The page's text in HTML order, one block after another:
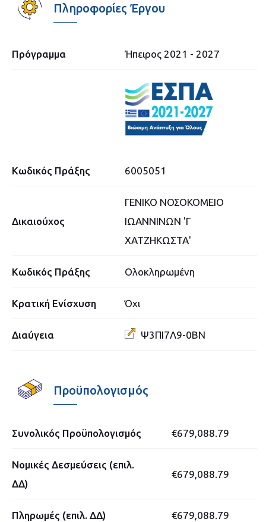
Πληροφορίες Έργου
Πρόγραμμα Ήπειρος 2021 - 2027
Κωδικός Πράξης 6005051
Δικαιούχος
ΓΕΝΙΚΟ ΝΟΣΟΚΟΜΕΙΟ
ΙΩΑΝΝΙΝΩΝ 'Γ
ΧΑΤΖΗΚΩΣΤΑ'
Κωδικός Πράξης Ολοκληρωμένη
Κρατική Ενίσχυση Όχι
Διαύγεια Ψ3ΠΙ7Λ9-0ΒΝ
Προϋπολογισμός
Συνολικός Προϋπολογισμός €679,088.79
Νομικές Δεσμεύσεις (επιλ.
ΔΔ)
€679,088.79
Πληρωμές (επιλ. ΔΔ) €679,088.79